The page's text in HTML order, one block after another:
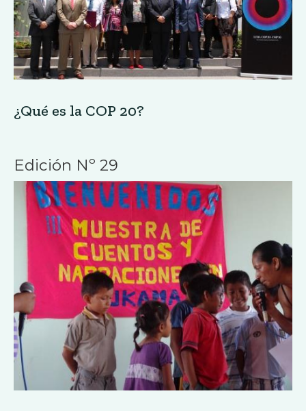
¿Qué es la COP 20?
Edición Nº 29